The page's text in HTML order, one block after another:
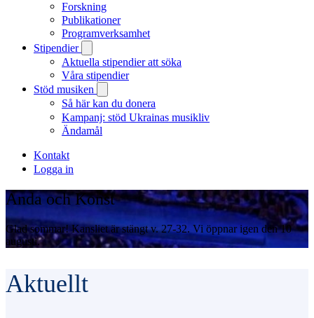
Forskning
Publikationer
Programverksamhet
Stipendier
Aktuella stipendier att söka
Våra stipendier
Stöd musiken
Så här kan du donera
Kampanj: stöd Ukrainas musikliv
Ändamål
Kontakt
Logga in
Anda och Konst
Glad sommar! Kansliet är stängt v. 27-32. Vi öppnar igen den 10
augusti.
Aktuellt